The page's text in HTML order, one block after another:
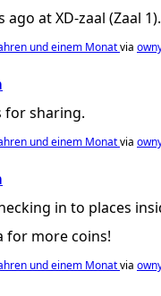
ago at XD-zaal (Zaal 1).
und einem Monatvia
for sharing.
und einem Monatvia
in to places
for more coins!
und einem Monatvia